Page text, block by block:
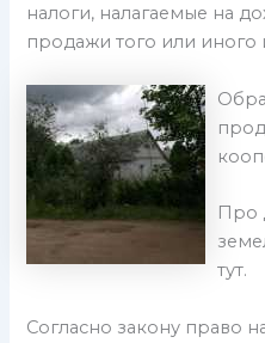
налоги, налагаемые на
продажи того или иного
Про
тут.
Согласно закону право